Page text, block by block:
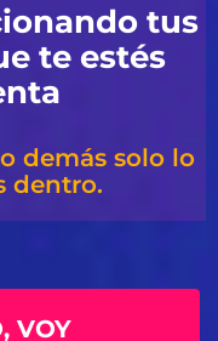
tus
te estés
demás solo lo
dentro.
VOY